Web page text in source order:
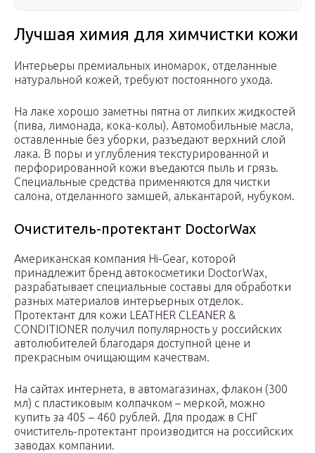
Лучшая химия для химчистки кожи
Интерьеры премиальных иномарок, отделанные
натуральной кожей, требуют постоянного ухода.
На лаке хорошо заметны пятна от липких жидкостей
(пива, лимонада, кока-колы). Автомобильные масла,
оставленные без уборки, разъедают верхний слой
лака. В поры и углубления текстурированной и
перфорированной кожи въедаются пыль и грязь.
Специальные средства применяются для чистки
салона, отделанного замшей, алькантарой, нубуком.
Очиститель-протектант DoctorWax
Американская компания Hi-Gear, которой
принадлежит бренд автокосметики DoctorWax,
разрабатывает специальные составы для обработки
разных материалов интерьерных отделок.
Протектант для кожи LEATHER CLEANER &
CONDITIONER получил популярность у российских
автолюбителей благодаря доступной цене и
прекрасным очищающим качествам.
На сайтах интернета, в автомагазинах, флакон (300
мл) с пластиковым колпачком – меркой, можно
купить за 405 – 460 рублей. Для продаж в СНГ
очиститель-протектант производится на российских
заводах компании.